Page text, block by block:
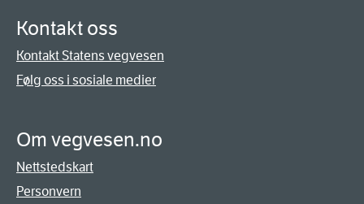
Kontakt oss
Kontakt Statens vegvesen
Følg oss i sosiale medier
Om vegvesen.no
Nettstedskart
Personvern